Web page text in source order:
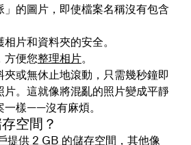
」的圖片，即使檔案名稱沒有包含
相片和資料夾的安全。
方便您整理相片。
或無休止地滾動，只需幾秒鐘即
片。這就像將混亂的照片變成平靜
一樣——沒有麻煩。
空間？
提供 2 GB 的儲存空間 ，其他像